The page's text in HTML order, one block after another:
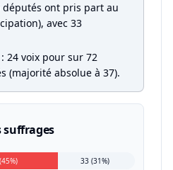
députés ont pris part au
avec 33
24 voix pour sur 72
(majorité absolue à 37).
suffrages
33 (31%)